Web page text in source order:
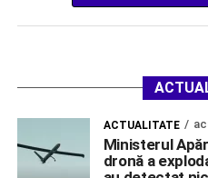
ACTUALITATE
Ministerul
dronă a